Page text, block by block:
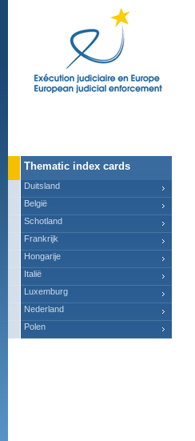
Thematic index cards
Duitsland
België
Schotland
Frankrijk
Hongarije
Italië
Luxemburg
Nederland
Polen